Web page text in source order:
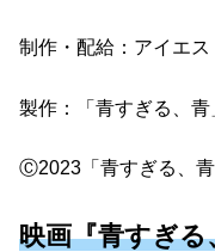
制作・配給：アイエス
製作：「青すぎる、
Ⓒ2023「青すぎる、
映画『青すぎる